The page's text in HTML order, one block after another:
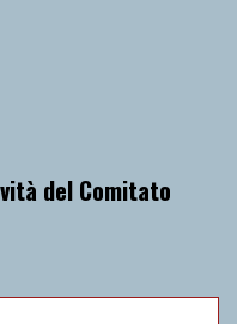
del Comitato